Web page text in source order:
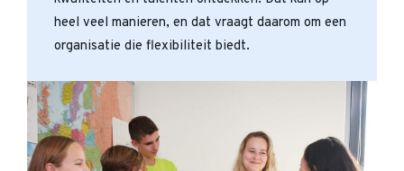
heel veel manieren, en dat vraagt daarom om een
organisatie die flexibiliteit biedt.